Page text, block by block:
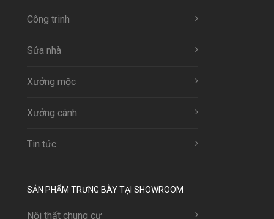
Công trinh
Sửa nhà
Xưởng mộc
Xưởng cánh
Tin tức
SẢN PHẨM TRƯNG BÀY TẠI SHOWROOM
Nội thất chung cư